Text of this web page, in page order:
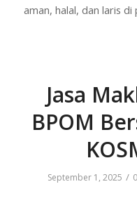
aman, halal, dan laris di
Jasa
BPOM
September 1, 2025 /